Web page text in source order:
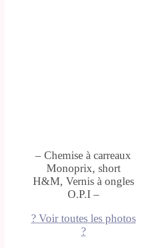
– Chemise à carreaux
Monoprix, short
H&M, Vernis à ongles
O.P.I –
? Voir toutes les photos
?